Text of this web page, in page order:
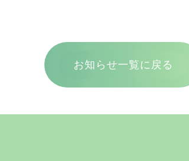
お知らせ一覧に戻る